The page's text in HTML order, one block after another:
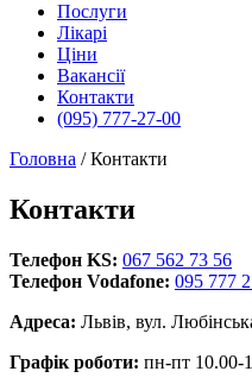
Послуги
Лікарі
Ціни
Вакансії
Контакти
(095) 777-27-00
Головна /Контакти
Контакти
Телефон KS: 067 562 73 56
Телефон Vodafone: 095 777
Адреса: Львів, вул.
Графік роботи: пн-пт 10.00-